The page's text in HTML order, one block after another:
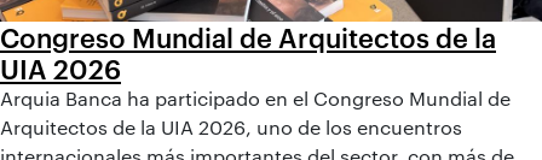
Congreso Mundial de Arquitectos de la
UIA 2026
Arquia Banca ha participado en el Congreso Mundial de
Arquitectos de la UIA 2026, uno de los encuentros
internacionales más importantes del sector, con más de